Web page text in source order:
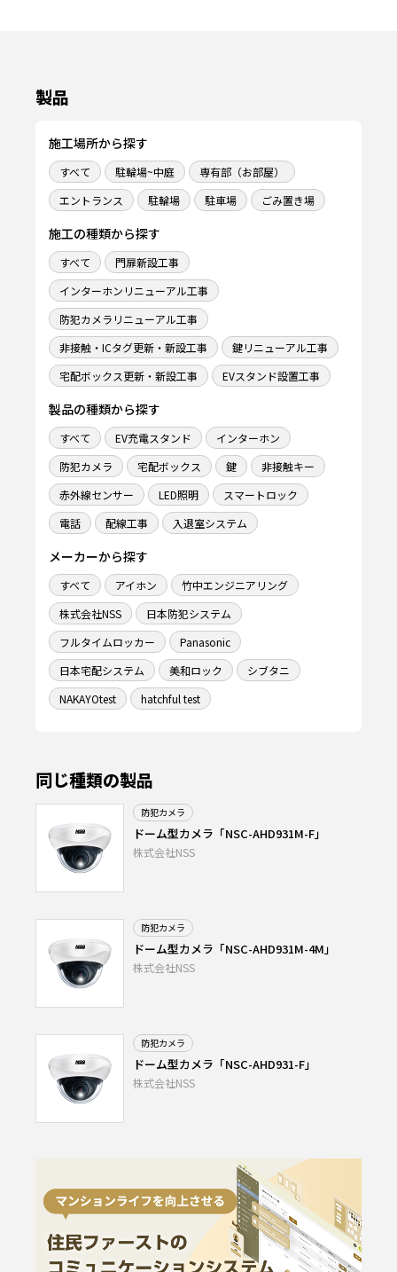
製品
施工場所から探す
すべて 駐輪場~中庭
専有部（お部屋）
エントランス
駐輪場 駐車場 ごみ置き場
施工の種類から探す
すべて
門扉新設工事
インターホンリニューアル工事
防犯カメラリニューアル工事
非接触・ICタグ更新・新設工事
鍵リニューアル工事
宅配ボックス更新・新設工事
EVスタンド設置工事
製品の種類から探す
すべて EV充電スタンド
インターホン
防犯カメラ
宅配ボックス 鍵
非接触キー
赤外線センサー
LED照明
スマートロック
電話
配線工事 入退室システム
メーカーから探す
すべて アイホン
竹中エンジニアリング
株式会社NSS
日本防犯システム
フルタイムロッカー
Panasonic
日本宅配システム
美和ロック
シブタニ
NAKAYOtest
hatchful test
同じ種類の製品
防犯カメラ
ドーム型カメラ「NSC-AHD931M-F」
株式会社NSS
防犯カメラ
ドーム型カメラ「NSC-AHD931M-4M」
株式会社NSS
防犯カメラ
ドーム型カメラ「NSC-AHD931-F」
株式会社NSS